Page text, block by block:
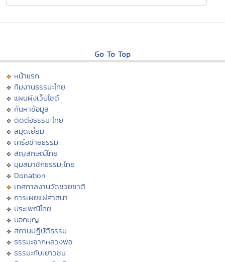
Go To Top
หน้าแรก
ทีมงานธรรมะไทย
แผนผังเว็บไซต์
ค้นหาข้อมูล
ติดต่อธรรมะไทย
สมุดเยี่ยม
เครือข่ายธรรมะ
สัญลักษณ์ไทย
มุมสมาชิกธรรมะไทย
Donation
เทศกาลงานวัดช่วยชาติ
การเผยแผ่ศาสนา
ประเพณีไทย
บอกบุญ
สถานปฏิบัติธรรม
ธรรมะจากหลวงพ่อ
ธรรมะกับเยาวชน